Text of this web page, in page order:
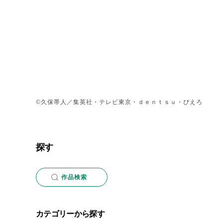
©久保帯人／集英社・テレビ東京・ｄｅｎｔｓｕ・ぴえろ
探す
作品検索
カテゴリーから探す